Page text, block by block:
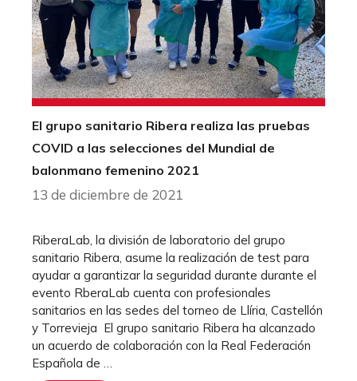
El grupo sanitario Ribera realiza las pruebas
COVID a las selecciones del Mundial de
balonmano femenino 2021
13 de diciembre de 2021
RiberaLab, la división de laboratorio del grupo
sanitario Ribera, asume la realización de test para
ayudar a garantizar la seguridad durante durante el
evento RberaLab cuenta con profesionales
sanitarios en las sedes del torneo de Llíria, Castellón
y Torrevieja El grupo sanitario Ribera ha alcanzado
un acuerdo de colaboración con la Real Federación
Española de …